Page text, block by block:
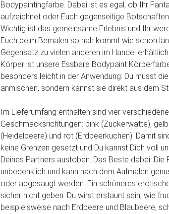
Bodypaintingfarbe. Dabei ist es egal, ob Ihr
aufzeichnet oder Euch gegenseitige
Wichtig ist das gemeinsame Erlebnis und Ihr
Euch beim Bemalen so nah kommt wie schon
Gegensatz zu vielen anderen im Handel
Körper ist unsere Essbare Bodypaint
besonders leicht in der Anwendung: Du musst
anmischen, sondern kannst sie direkt aus dem
Im Lieferumfang enthalten sind vier
Geschmacksrichtungen: pink (Zuckerwatte),
(Heidelbeere) und rot (Erdbeerkuchen). Damit
keine Grenzen gesetzt und Du kannst Dich voll
Deines Partners austoben. Das Beste dabei: Die
unbedenklich und kann nach dem Aufmalen
oder abgesaugt werden. Ein schöneres
sicher nicht geben. Du wirst erstaunt sein, wie
beispielsweise nach Erdbeere und Blaubeere,